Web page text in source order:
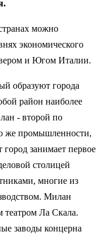
можно
экономического
и Югом Италии.
образуют города
район наиболее
- второй по
же промышленности,
занимает первое
столицей
многие из
Милан
театром Ла Скала.
заводы концерна